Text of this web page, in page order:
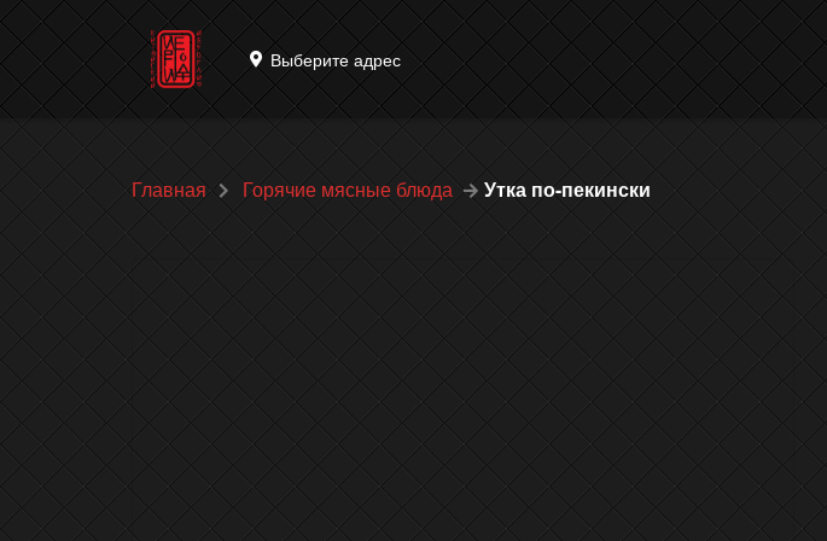
Выберите адрес
Главная Горячие мясные блюда Утка по-пекински